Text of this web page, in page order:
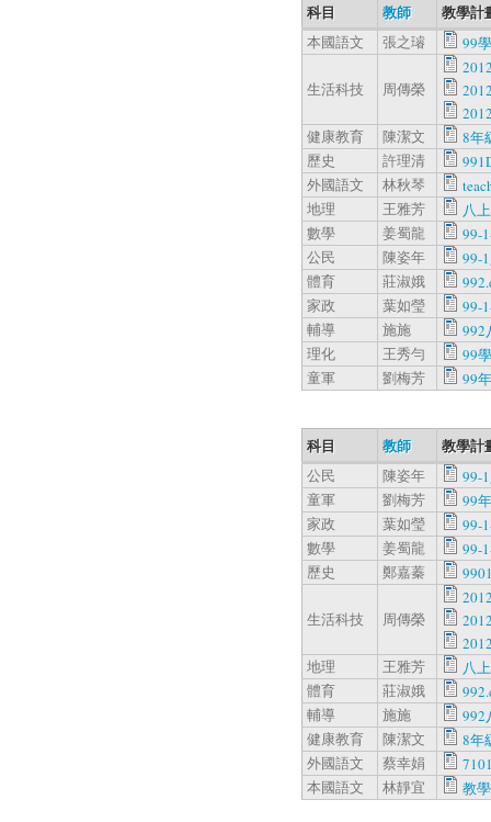
科目 教師 教學計
本國語文 張之璿 99
生活科技 周傳榮
健康教育
陳潔文
8年
歷史
許理清
外國語文
林秋琴
地理
王雅芳
八
數學
姜蜀龍
99-
公民
陳姿年
99-
體育
莊淑娥
家政
葉如瑩
99-
輔導
施施
992
理化
王秀勻
99
童軍
劉梅芳 99
科目 教師 教學計
公民 陳姿年
99-
童軍
劉梅芳
99
家政
葉如瑩
99-
數學
姜蜀龍
99-
歷史
鄭嘉蓁
生活科技 周傳榮
地理
王雅芳
八
體育
莊淑娥
輔導
施施
992
健康教育
陳潔文
8年
外國語文
蔡幸娟
本國語文
林靜宜 教